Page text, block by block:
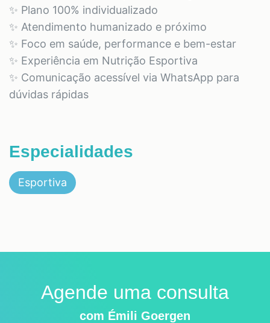
✨ Plano 100% individualizado
✨ Atendimento humanizado e próximo
✨ Foco em saúde, performance e bem-estar
✨ Experiência em Nutrição Esportiva
✨ Comunicação acessível via WhatsApp para
dúvidas rápidas
Especialidades
Esportiva
Agende uma consulta
com Émili Goergen